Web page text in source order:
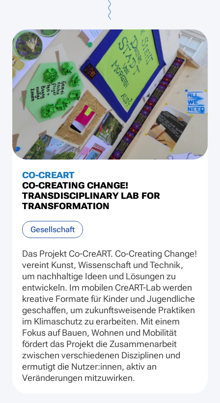
CO-CREART
CO-CREATING CHANGE!
TRANSDISCIPLINARY LAB FOR
TRANSFORMATION
Gesellschaft
Das Projekt Co-CreART. Co-Creating Change!
vereint Kunst, Wissenschaft und Technik,
um nachhaltige Ideen und Lösungen zu
entwickeln. Im mobilen CreART-Lab werden
kreative Formate für Kinder und Jugendliche
geschaffen, um zukunftsweisende Praktiken
im Klimaschutz zu erarbeiten. Mit einem
Fokus auf Bauen, Wohnen und Mobilität
fördert das Projekt die Zusammenarbeit
zwischen verschiedenen Disziplinen und
ermutigt die Nutzer:innen, aktiv an
Veränderungen mitzuwirken.